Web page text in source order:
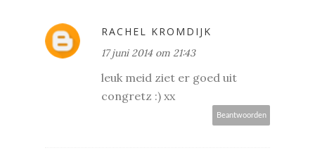
RACHEL KROMDIJK
17 juni 2014 om 21:43
leuk meid ziet er goed uit
congretz :) xx
Beantwoorden